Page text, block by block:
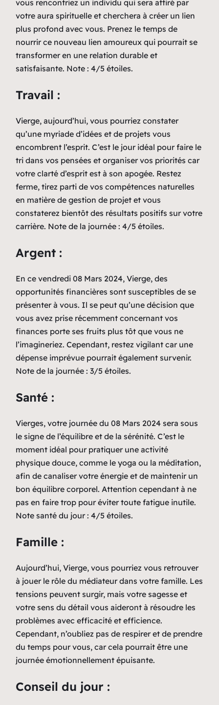
vous rencontriez un individu qui sera attiré par
votre aura spirituelle et cherchera à créer un lien
plus profond avec vous. Prenez le temps de
nourrir ce nouveau lien amoureux qui pourrait se
transformer en une relation durable et
satisfaisante. Note : 4/5 étoiles.
Travail :
Vierge, aujourd’hui, vous pourriez constater
qu’une myriade d’idées et de projets vous
encombrent l’esprit. C’est le jour idéal pour faire le
tri dans vos pensées et organiser vos priorités car
votre clarté d’esprit est à son apogée. Restez
ferme, tirez parti de vos compétences naturelles
en matière de gestion de projet et vous
constaterez bientôt des résultats positifs sur votre
carrière. Note de la journée : 4/5 étoiles.
Argent :
En ce vendredi 08 Mars 2024, Vierge, des
opportunités financières sont susceptibles de se
présenter à vous. Il se peut qu’une décision que
vous avez prise récemment concernant vos
finances porte ses fruits plus tôt que vous ne
l’imagineriez. Cependant, restez vigilant car une
dépense imprévue pourrait également survenir.
Note de la journée : 3/5 étoiles.
Santé :
Vierges, votre journée du 08 Mars 2024 sera sous
le signe de l’équilibre et de la sérénité. C’est le
moment idéal pour pratiquer une activité
physique douce, comme le yoga ou la méditation,
afin de canaliser votre énergie et de maintenir un
bon équilibre corporel. Attention cependant à ne
pas en faire trop pour éviter toute fatigue inutile.
Note santé du jour : 4/5 étoiles.
Famille :
Aujourd’hui, Vierge, vous pourriez vous retrouver
à jouer le rôle du médiateur dans votre famille. Les
tensions peuvent surgir, mais votre sagesse et
votre sens du détail vous aideront à résoudre les
problèmes avec efficacité et efficience.
Cependant, n’oubliez pas de respirer et de prendre
du temps pour vous, car cela pourrait être une
journée émotionnellement épuisante.
Conseil du jour :